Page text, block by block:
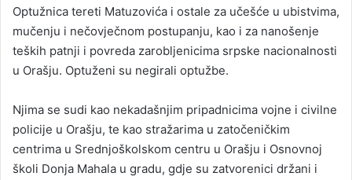
Optužnica tereti Matuzovića i ostale za učešće u ubistvima,
mučenju i nečovječnom postupanju, kao i za nanošenje
teških patnji i povreda zarobljenicima srpske nacionalnosti
u Orašju. Optuženi su negirali optužbe.
Njima se sudi kao nekadašnjim pripadnicima vojne i civilne
policije u Orašju, te kao stražarima u zatočeničkim
centrima u Srednjoškolskom centru u Orašju i Osnovnoj
školi Donja Mahala u gradu, gdje su zatvorenici držani i